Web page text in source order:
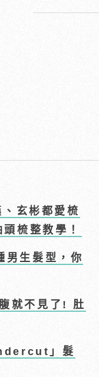
玄彬都愛梳
梳整教學！
男生髮型，你
就不見了! 肚
」髮